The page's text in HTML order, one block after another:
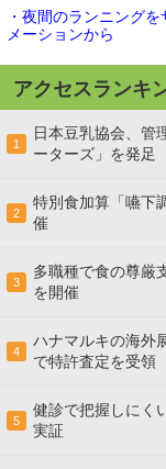
・夜間のランニング
メーションから
アクセスランキ
1
日本豆乳協会、管
ーターズ」を発足
2
特別食加算「嚥下
催
3
多職種で食の尊厳
を開催
4
ハナマルキの海外
で特許査定を受領
5
健診で把握しにく
実証